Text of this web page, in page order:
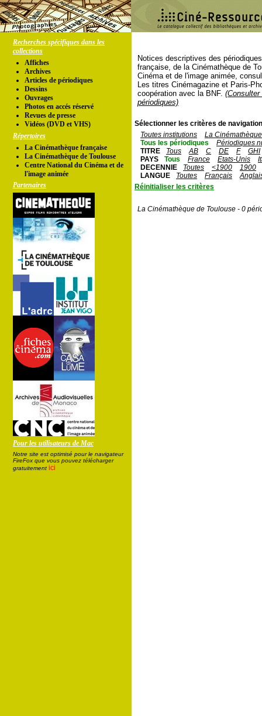
Recherches spécifiques dans les
collections
Affiches
Archives
Articles de périodiques
Dessins
Ouvrages
Photos en accés réservé
Revues de presse
Vidéos (DVD et VHS)
Répertoires
La Cinémathèque française
La Cinémathèque de Toulouse
Centre National du Cinéma et de
l'image animée
Partenaires
Pour les utilisateurs de Mac
Notre site est optimisé pour le navigateur
FireFox que vous pouvez télécharger
gratuitement ici
Notices descriptives des
française, de la Cinémathèque de
Cinéma et de l'image animée,
Les titres Cinémagazine et Paris-
coopération avec la BNF.
périodiques)
Sélectionner les critères de
Toutes institutions
La
Tous les périodiques
Périodiques
TITRE
Tous AB C DE F
GHI
PAYS
Tous France Etats-Unis
DECENNIE
Toutes <1900
1900
LANGUE
Toutes Français
Réinitialiser les critères
La Cinémathèque de Toulouse - 0